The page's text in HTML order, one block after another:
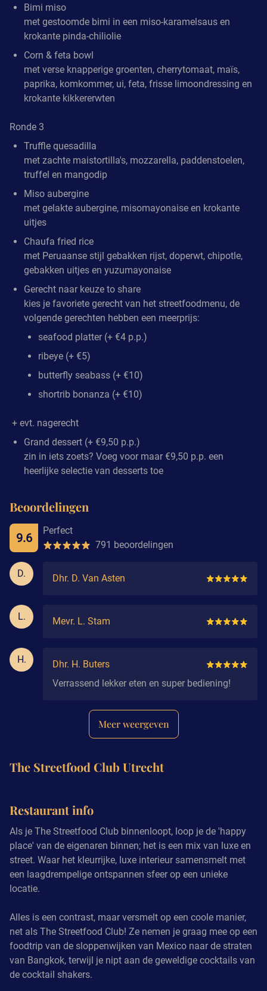
Bimi miso
met gestoomde bimi in een miso-karamelsaus en
krokante pinda-chiliolie
Corn & feta bowl
met verse knapperige groenten, cherrytomaat, maïs,
paprika, komkommer, ui, feta, frisse limoondressing en
krokante kikkererwten
Ronde 3
Truffle quesadilla
met zachte maistortilla's, mozzarella, paddenstoelen,
truffel en mangodip
Miso aubergine
met gelakte aubergine, misomayonaise en krokante
uitjes
Chaufa fried rice
met Peruaanse stijl gebakken rijst, doperwt, chipotle,
gebakken uitjes en yuzumayonaise
Gerecht naar keuze to share
kies je favoriete gerecht van het streetfoodmenu, de
volgende gerechten hebben een meerprijs:
seafood platter (+ €4 p.p.)
ribeye (+ €5)
butterfly seabass (+ €10)
shortrib bonanza (+ €10)
+ evt. nagerecht
Grand dessert (+ €9,50 p.p.)
zin in iets zoets? Voeg voor maar €9,50 p.p. een
heerlijke selectie van desserts toe
Beoordelingen
9.6
Perfect
791 beoordelingen
D. Dhr. D. Van Asten
L. Mevr. L. Stam
H.
Dhr. H. Buters
Verrassend lekker eten en super bediening!
Meer weergeven
The Streetfood Club Utrecht
Restaurant info
Als je The Streetfood Club binnenloopt, loop je de 'happy
place' van de eigenaren binnen; het is een mix van luxe en
street. Waar het kleurrijke, luxe interieur samensmelt met
een laagdrempelige ontspannen sfeer op een unieke
locatie.
Alles is een contrast, maar versmelt op een coole manier,
net als The Streetfood Club! Ze nemen je graag mee op een
foodtrip van de sloppenwijken van Mexico naar de straten
van Bangkok, terwijl je nipt aan de geweldige cocktails van
de cocktail shakers.